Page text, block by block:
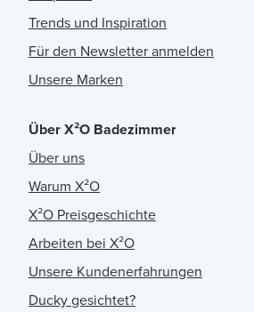
Trends und Inspiration
Für den Newsletter anmelden
Unsere Marken
Über X²O Badezimmer
Über uns
Warum X²O
X²O Preisgeschichte
Arbeiten bei X²O
Unsere Kundenerfahrungen
Ducky gesichtet?